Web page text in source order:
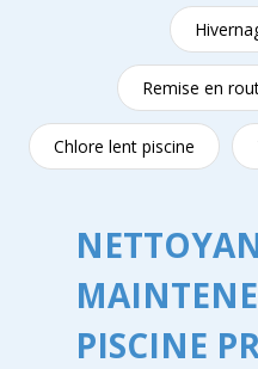
Remise en
Chlore lent piscine
PISCINE